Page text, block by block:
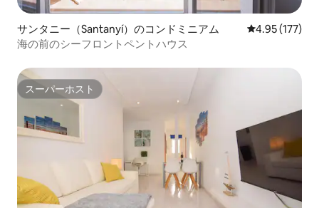
サンタニー（Santanyí）のコンドミニアム レビュー177
4.95 (177)
海の前のシーフロントペントハウス
スーパーホスト
スーパーホスト